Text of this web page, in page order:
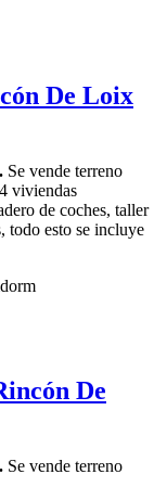
De Loix
Se vende terreno
viviendas
de coches, taller
todo esto se incluye
De
Se vende terreno